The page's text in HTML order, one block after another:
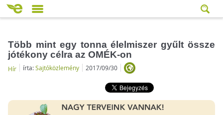
Több mint egy tonna élelmiszer gyűlt össze
jótékony célra az OMÉK-on
Hír írta:Sajtóközlemény 2017/09/30